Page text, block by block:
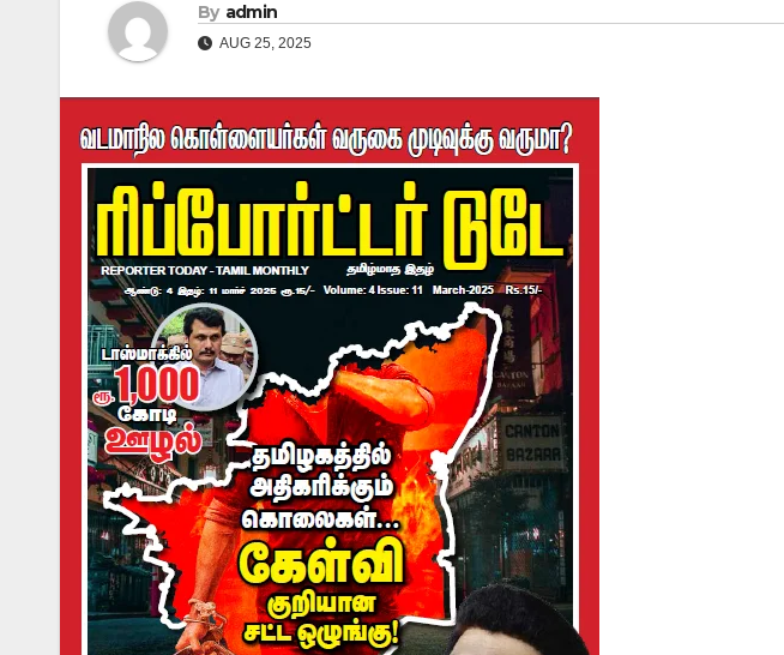
By admin
AUG 25, 2025